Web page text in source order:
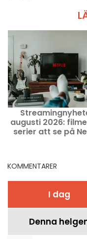
augusti 2026:
serier att se på
KOMMENTARER
I dag
Denna